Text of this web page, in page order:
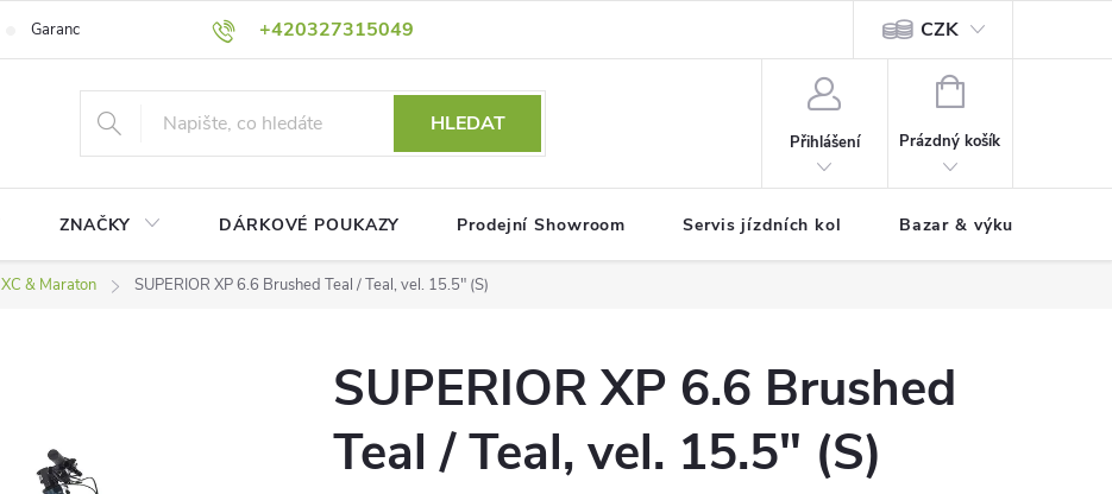
+420327315049
Garance nejnižší ceny! Podmínky ochrany osobních údajů CZK
HLEDAT
Přihlášení
NÁKUPNÍ
Prázdný košík
ZNAČKY DÁRKOVÉ POUKAZY Prodejní Showroom Servis jízdních kol Bazar & výkup jízdních
XC & Maraton SUPERIOR XP 6.6 Brushed Teal / Teal, vel. 15.5" (S)
SUPERIOR XP 6.6 Brushed
Teal / Teal, vel. 15.5" (S)